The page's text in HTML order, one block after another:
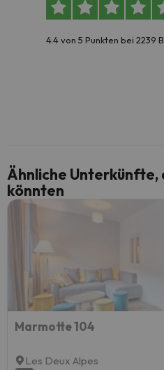
4.4 von 5 Punkten bei 2239
Ähnliche Unterkünfte,
könnten
Marmotte 104
Les Deux Alpes